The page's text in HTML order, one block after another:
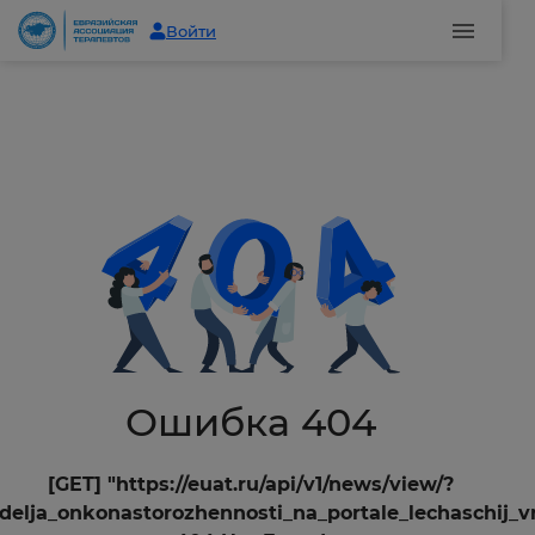
Войти
Ошибка 404
[GET] "https://euat.ru/api/v1/news/view/?